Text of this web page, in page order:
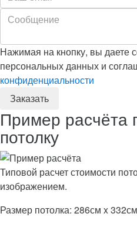
Нажимая на кнопку, вы даете
персональных данных и
конфиденциальности
Пример расчёта
потолку
Типовой расчет стоимости
изображением.
Размер потолка: 286см x 332см